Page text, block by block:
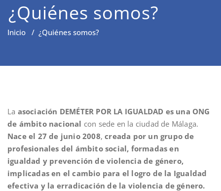
¿Quiénes somos?
Inicio / ¿Quiénes somos?
La asociación DEMÉTER POR LA IGUALDAD es una ONG
de ámbito nacional con sede en la ciudad de Málaga.
Nace el 27 de junio 2008,creada por un grupo de
profesionales del ámbito social, formadas en
igualdad y prevención de violencia de género,
implicadas en el cambio para el logro de la Igualdad
efectiva y la erradicación de la violencia de género.